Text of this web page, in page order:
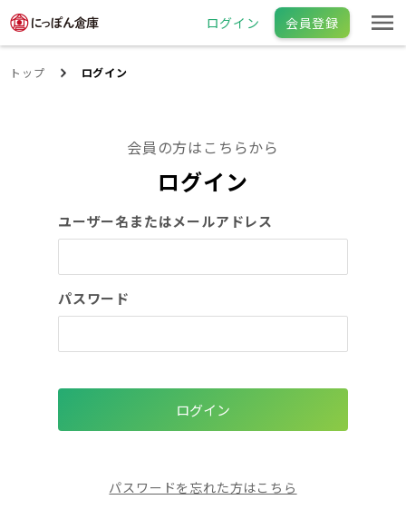
ログイン 会員登録
トップ ログイン
会員の方はこちらから
ログイン
ユーザー名またはメールアドレス
パスワード
パスワードを忘れた方はこちら